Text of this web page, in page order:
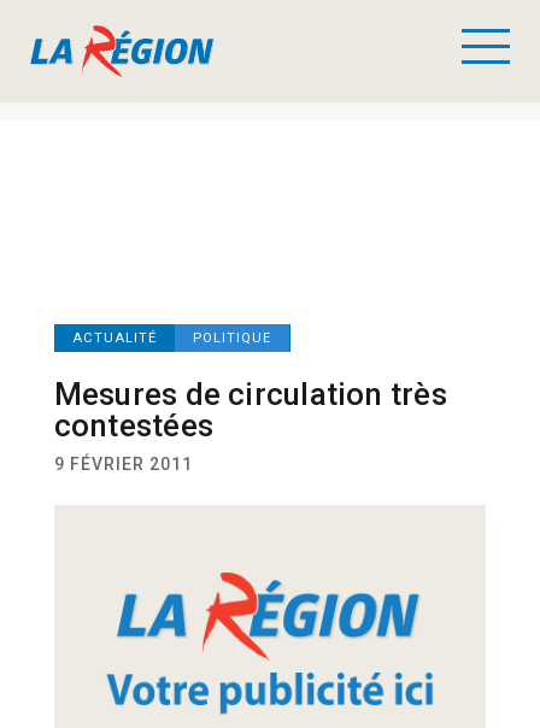
ACTUALITÉ POLITIQUE
Mesures de circulation très
contestées
9 FÉVRIER 2011